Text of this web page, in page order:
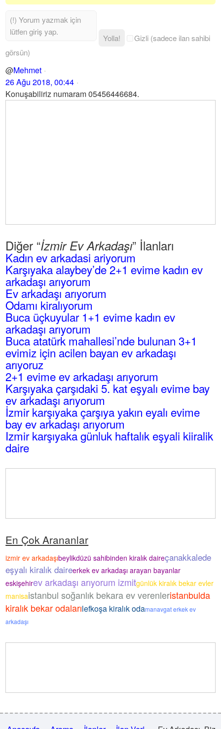
Yolla!
Gizli (sadece ilan sahibi
görsün)
@Mehmet
26 Ağu 2018, 00:44
Konuşabiliriz numaram 05456446684.
Diğer “İzmir Ev Arkadaşı” İlanları
Kadın ev arkadasi ariyorum
Karşıyaka alaybey’de 2+1 evime kadın ev
arkadaşı arıyorum
Ev arkadaşı arıyorum
Odamı kiralıyorum
Buca üçkuyular 1+1 evime kadın ev
arkadaşı arıyorum
Buca atatürk mahallesi’nde bulunan 3+1
evimiz için acilen bayan ev arkadaşı
arıyoruz
2+1 evime ev arkadaşı arıyorum
Karşıyaka çarşıdaki 5. kat eşyalı evime bay
ev arkadaşı arıyorum
İzmir karşıyaka çarşıya yakın eyalı evime
bay ev arkadaşı arıyorum
Izmir karşıyaka günluk haftalık eşyali kiiralik
daire
En Çok Arananlar
izmir ev arkadaşıbeylikdüzü sahibinden kiralık daireçanakkalede
eşyalı kiralık daireerkek ev arkadaşı arayan bayanlar
eskişehirev arkadaşı arıyorum izmitgünlük kiralık bekar evler
manisaistanbul soğanlık bekara ev verenleristanbulda
kiralık bekar odalarılefkoşa kiralık odamanavgat erkek ev
arkadaşı